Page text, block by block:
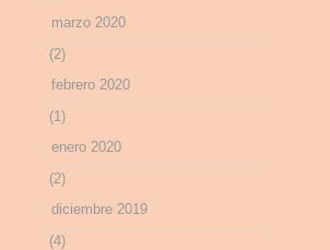
marzo 2020
(2)
febrero 2020
(1)
enero 2020
(2)
diciembre 2019
(4)